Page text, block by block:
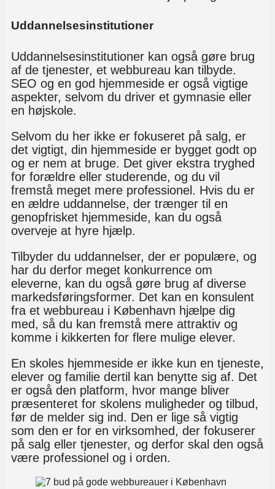
Uddannelsesinstitutioner
Uddannelsesinstitutioner kan også gøre brug
af de tjenester, et webbureau kan tilbyde.
SEO og en god hjemmeside er også vigtige
aspekter, selvom du driver et gymnasie eller
en højskole.
Selvom du her ikke er fokuseret på salg, er
det vigtigt, din hjemmeside er bygget godt op
og er nem at bruge. Det giver ekstra tryghed
for forældre eller studerende, og du vil
fremstå meget mere professionel. Hvis du er
en ældre uddannelse, der trænger til en
genopfrisket hjemmeside, kan du også
overveje at hyre hjælp.
Tilbyder du uddannelser, der er populære, og
har du derfor meget konkurrence om
eleverne, kan du også gøre brug af diverse
markedsføringsformer. Det kan en konsulent
fra et webbureau i København hjælpe dig
med, så du kan fremstå mere attraktiv og
komme i kikkerten for flere mulige elever.
En skoles hjemmeside er ikke kun en tjeneste,
elever og familie dertil kan benytte sig af. Det
er også den platform, hvor mange bliver
præsenteret for skolens muligheder og tilbud,
før de melder sig ind. Den er lige så vigtig
som den er for en virksomhed, der fokuserer
på salg eller tjenester, og derfor skal den også
være professionel og i orden.